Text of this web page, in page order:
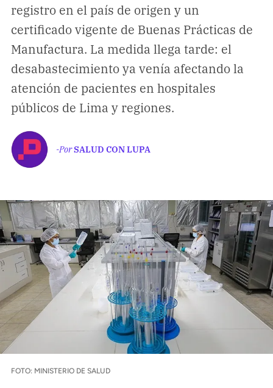
Comprueba
Climatopedia
Medio ambiente
Salud mental
Género
FORMATOS
Opinión
Biblioterapia
Cartas y réplicas
APÓYANOS
Pon tu lupa sobre lo
que importa
Dona aquí
registro en el país de origen y un
certificado vigente de Buenas Prácticas de
Manufactura. La medida llega tarde: el
desabastecimiento ya venía afectando la
atención de pacientes en hospitales
públicos de Lima y regiones.
-PorSALUD CON LUPA
FOTO: MINISTERIO DE SALUD